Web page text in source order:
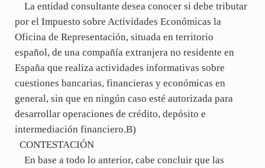
La entidad consultante desea conocer si debe tributar
por el Impuesto sobre Actividades Económicas la
Oficina de Representación, situada en territorio
español, de una compañía extranjera no residente en
España que realiza actividades informativas sobre
cuestiones bancarias, financieras y económicas en
general, sin que en ningún caso esté autorizada para
desarrollar operaciones de crédito, depósito e
intermediación financiero.B)
CONTESTACIÓN
En base a todo lo anterior, cabe concluir que las